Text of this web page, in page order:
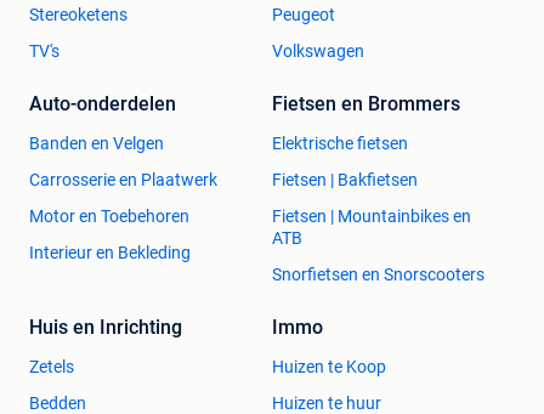
Stereoketens
TV's
Peugeot
Volkswagen
Auto-onderdelen
Banden en Velgen
Carrosserie en Plaatwerk
Motor en Toebehoren
Interieur en Bekleding
Fietsen en Brommers
Elektrische fietsen
Fietsen | Bakfietsen
Fietsen | Mountainbikes en
ATB
Snorfietsen en Snorscooters
Huis en Inrichting
Zetels
Bedden
Immo
Huizen te Koop
Huizen te huur